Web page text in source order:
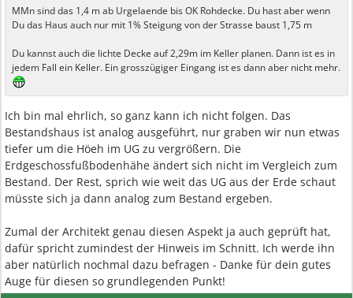
MMn sind das 1,4 m ab Urgelaende bis OK Rohdecke. Du hast aber wenn
Du das Haus auch nur mit 1% Steigung von der Strasse baust 1,75 m
Du kannst auch die lichte Decke auf 2,29m im Keller planen. Dann ist es in
jedem Fall ein Keller. Ein grosszügiger Eingang ist es dann aber nicht mehr.
Ich bin mal ehrlich, so ganz kann ich nicht folgen. Das
Bestandshaus ist analog ausgeführt, nur graben wir nun etwas
tiefer um die Höeh im UG zu vergrößern. Die
Erdgeschossfußbodenhähe ändert sich nicht im Vergleich zum
Bestand. Der Rest, sprich wie weit das UG aus der Erde schaut
müsste sich ja dann analog zum Bestand ergeben.
Zumal der Architekt genau diesen Aspekt ja auch geprüft hat,
dafür spricht zumindest der Hinweis im Schnitt. Ich werde ihn
aber natürlich nochmal dazu befragen - Danke für dein gutes
Auge für diesen so grundlegenden Punkt!